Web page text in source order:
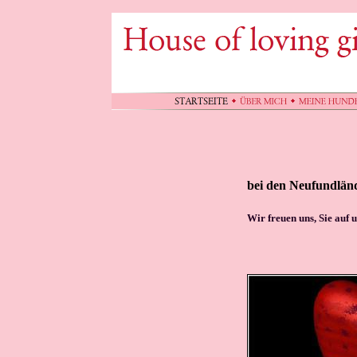
bei den
Wir freuen uns, Sie auf